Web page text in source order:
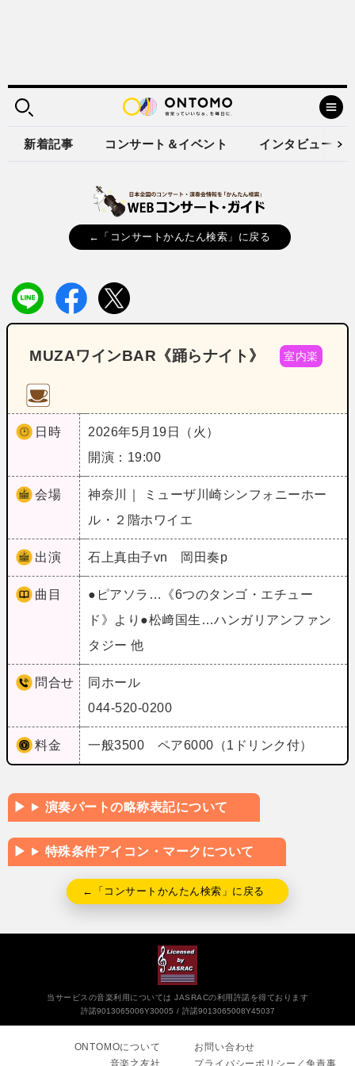
新着記事 コンサート＆イベント インタビュー
←「コンサートかんたん検索」に戻る
MUZAワインBAR《踊らナイト》 室内楽
日時
2026年5月19日（火）
開演：19:00
会場
神奈川｜ ミューザ川崎シンフォニーホー
ル・２階ホワイエ
出演 石上真由子vn 岡田奏p
曲目
●ピアソラ…《6つのタンゴ・エチュー
ド》より●松﨑国生…ハンガリアンファン
タジー 他
問合せ
同ホール
044-520-0200
料金 一般3500 ペア6000（1ドリンク付）
演奏パートの略称表記について
特殊条件アイコン・マークについて
←「コンサートかんたん検索」に戻る
当サービスの音楽利用については JASRACの利用許諾を得ております
許諾9013065006Y30005
許諾9013065008Y45037
ONTOMOについて
音楽之友社
お問い合わせ
プライバシーポリシー／免責事